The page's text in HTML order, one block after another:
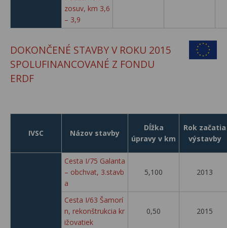
zosuv, km 3,6
– 3,9
DOKONČENÉ STAVBY V ROKU 2015
SPOLUFINANCOVANÉ Z FONDU
ERDF
IVSC Názov stavby
Dĺžka
úpravy v km
Rok začatia
výstavby
Cesta I/75 Galanta
– obchvat, 3.stavb
a
5,100 2013
Cesta I/63 Šamorí
n, rekonštrukcia kr
ižovatiek
0,50 2015